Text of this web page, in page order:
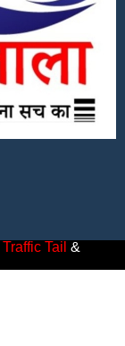
Traffic Tail &